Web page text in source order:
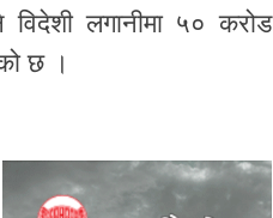
लगानीमा ५० करोड
छ ।